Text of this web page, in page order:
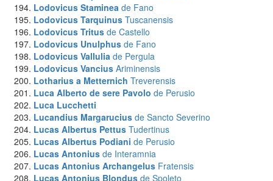
Lodovicus Staminea de Fano
Lodovicus Tarquinus Tuscanensis
Lodovicus Tritus de Castello
Lodovicus Unulphus de Fano
Lodovicus Vallulia de Pergula
Lodovicus Vancius Ariminensis
Lotharius a Metternich Treverensis
Luca Alberto de sere Pavolo de Perusio
Luca Lucchetti
Lucandius Margarucius de Sancto Severino
Lucas Albertus Pettus Tudertinus
Lucas Albertus Podiani de Perusio
Lucas Antonius de Interamnia
Lucas Antonius Archangelus Fratensis
Lucas Antonius Blondus de Spoleto